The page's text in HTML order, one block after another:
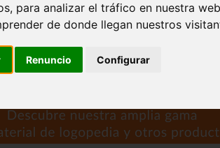
para analizar el tráfico en nuestra
de donde llegan nuestros
Renuncio Configurar